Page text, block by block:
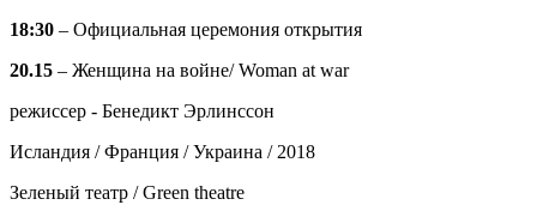
18:30 – Официальная церемония открытия
20.15 – Женщина на войне/ Woman at war
режиссер - Бенедикт Эрлинссон
Исландия / Франция / Украина / 2018
Зеленый театр / Green theatre